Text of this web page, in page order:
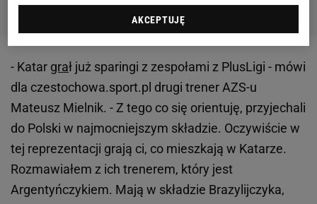
- Katar grał już sparingi z zespołami z PlusLigi - mówi
dla czestochowa.sport.pl drugi trener AZS-u
Mateusz Mielnik. - Z tego co się orientuję, przyjechali
do Polski w najmocniejszym składzie. Oczywiście w
tej reprezentacji grają ci, co mieszkają w Katarze.
Rozmawiałem z ich trenerem, który jest
Argentyńczykiem. Mają w składzie Brazylijczyka,
AKCEPTUJĘ